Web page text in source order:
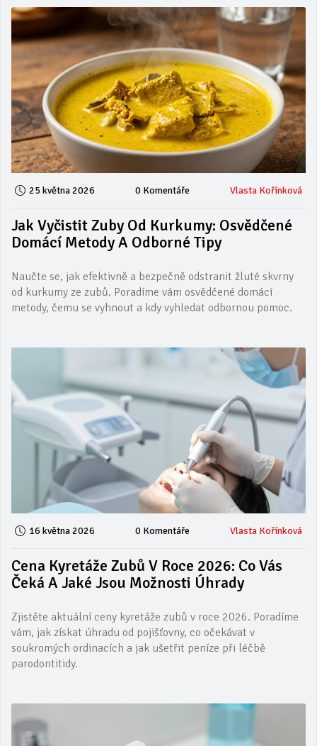
25 května 2026 0 Komentáře Vlasta Kořínková
Jak Vyčistit Zuby Od Kurkumy: Osvědčené
Domácí Metody A Odborné Tipy
Naučte se, jak efektivně a bezpečně odstranit žluté skvrny
od kurkumy ze zubů. Poradíme vám osvědčené domácí
metody, čemu se vyhnout a kdy vyhledat odbornou pomoc.
16 května 2026 0 Komentáře Vlasta Kořínková
Cena Kyretáže Zubů V Roce 2026: Co Vás
Čeká A Jaké Jsou Možnosti Úhrady
Zjistěte aktuální ceny kyretáže zubů v roce 2026. Poradíme
vám, jak získat úhradu od pojišťovny, co očekávat v
soukromých ordinacích a jak ušetřit peníze při léčbě
parodontitidy.